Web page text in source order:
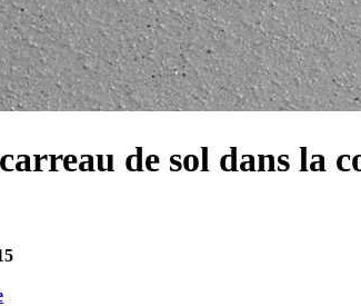
de sol dans la